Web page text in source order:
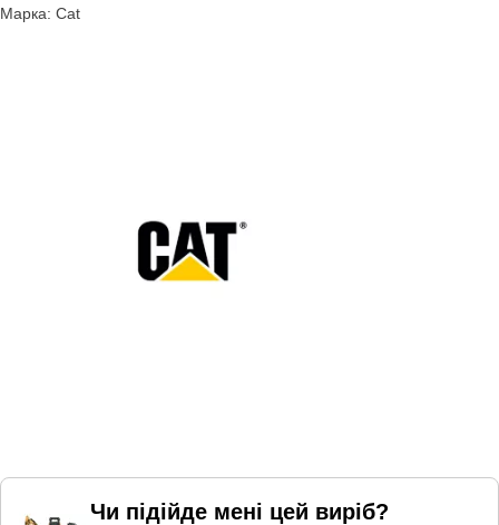
Марка: Cat
Чи підійде мені цей виріб?